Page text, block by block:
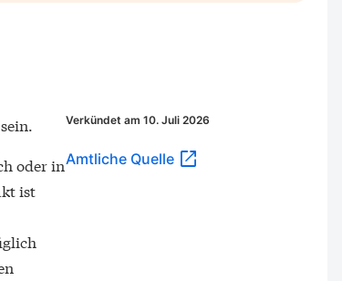
oder in
ist
Verkündet am 10. Juli 2026
Amtliche Quelle